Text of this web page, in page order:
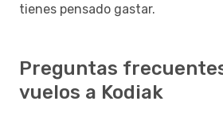
tienes pensado gastar.
Preguntas
vuelos a Kodiak